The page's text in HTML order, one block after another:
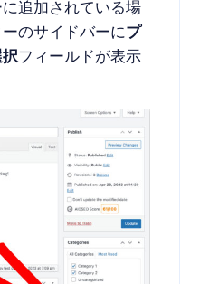
追加されている場
のサイドバーにプ
択フィールドが表示